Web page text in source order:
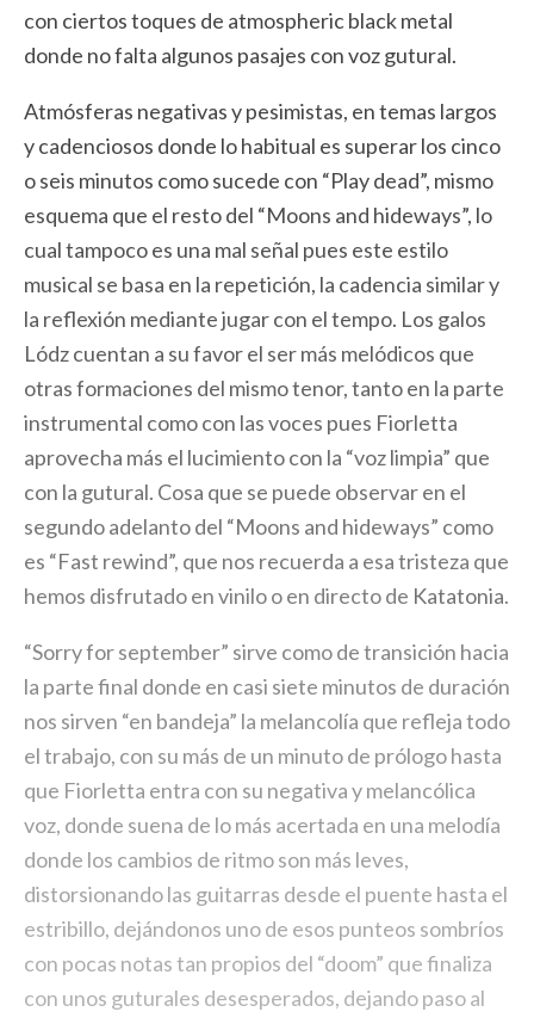
con ciertos toques de atmospheric black metal
donde no falta algunos pasajes con voz gutural.
Atmósferas negativas y pesimistas, en temas largos
y cadenciosos donde lo habitual es superar los cinco
o seis minutos como sucede con “Play dead”, mismo
esquema que el resto del “Moons and hideways”, lo
cual tampoco es una mal señal pues este estilo
musical se basa en la repetición, la cadencia similar y
la reflexión mediante jugar con el tempo. Los galos
Lódz cuentan a su favor el ser más melódicos que
otras formaciones del mismo tenor, tanto en la parte
instrumental como con las voces pues Fiorletta
aprovecha más el lucimiento con la “voz limpia” que
con la gutural. Cosa que se puede observar en el
segundo adelanto del “Moons and hideways” como
es “Fast rewind”, que nos recuerda a esa tristeza que
hemos disfrutado en vinilo o en directo de Katatonia.
“Sorry for september” sirve como de transición hacia
la parte final donde en casi siete minutos de duración
nos sirven “en bandeja” la melancolía que refleja todo
el trabajo, con su más de un minuto de prólogo hasta
que Fiorletta entra con su negativa y melancólica
voz, donde suena de lo más acertada en una melodía
donde los cambios de ritmo son más leves,
distorsionando las guitarras desde el puente hasta el
estribillo, dejándonos uno de esos punteos sombríos
con pocas notas tan propios del “doom” que finaliza
con unos guturales desesperados, dejando paso al